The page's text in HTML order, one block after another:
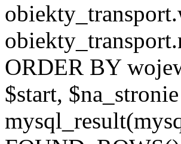
ORDER BY
$start,